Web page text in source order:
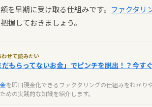
を早期に受け取る仕組みです。 ファクタリ
握しておきましょう。
わせて読みたい
だもらってないお金」でピンチを脱出！？今す
を即日現金化できるファクタリングの仕組みをわか
めの実践的な知識を紹介します。